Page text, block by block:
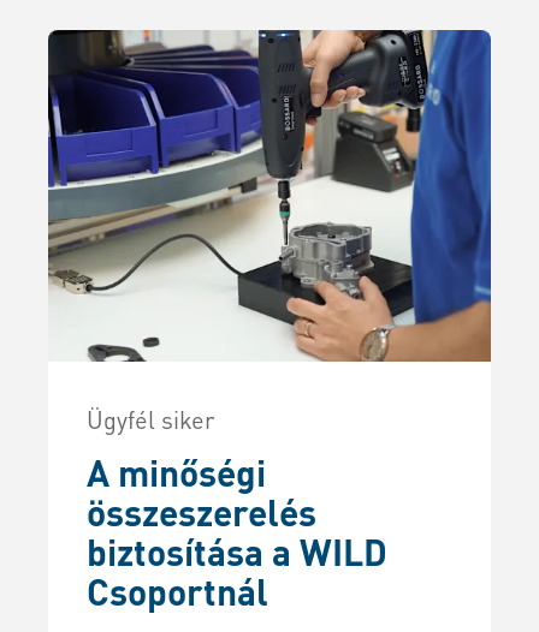
Ügyfél siker
A minőségi
összeszerelés
biztosítása a WILD
Csoportnál